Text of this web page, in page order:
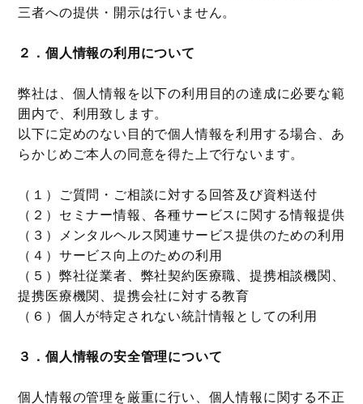
三者への提供・開示は行いません。
２．個人情報の利用について
弊社は、個人情報を以下の利用目的の達成に必要な範
囲内で、利用致します。
以下に定めのない目的で個人情報を利用する場合、あ
らかじめご本人の同意を得た上で行ないます。
（１）ご質問・ご相談に対する回答及び資料送付
（２）セミナー情報、各種サービスに関する情報提供
（３）メンタルヘルス関連サービス提供のための利用
（４）サービス向上のための利用
（５）弊社従業者、弊社契約医療職、提携相談機関、
提携医療機関、提携会社に対する教育
（６）個人が特定されない統計情報としての利用
３．個人情報の安全管理について
個人情報の管理を厳重に行い、個人情報に関する不正